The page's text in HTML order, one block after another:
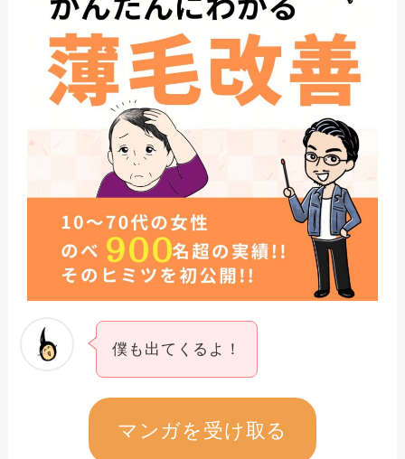
僕も出てくるよ！
マンガを受け取る